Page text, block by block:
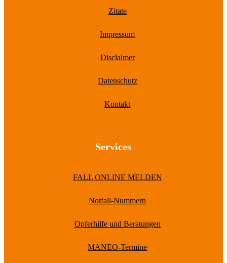
Zitate
Impressum
Disclaimer
Datenschutz
Kontakt
Services
FALL ONLINE MELDEN
Notfall-Nummern
Opferhilfe und Beratungen
MANEO-Termine